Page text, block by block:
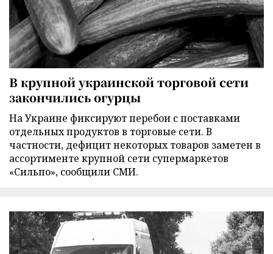
В крупной украинской торговой сети
закончились огурцы
На Украине фиксируют перебои с поставками
отдельных продуктов в торговые сети. В
частности, дефицит некоторых товаров заметен в
ассортименте крупной сети супермаркетов
«Сильпо», сообщили СМИ.